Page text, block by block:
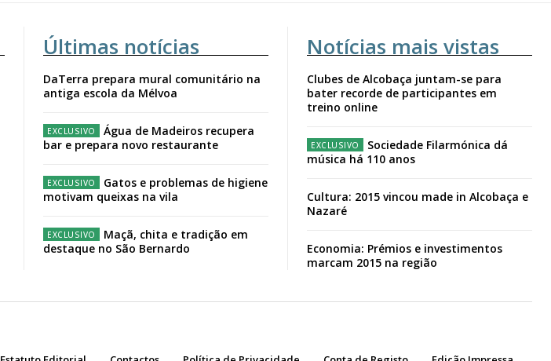
Últimas notícias
DaTerra prepara mural comunitário na
antiga escola da Mélvoa
Água de Madeiros recupera
bar e prepara novo restaurante
Gatos e problemas de higiene
motivam queixas na vila
Maçã, chita e tradição em
destaque no São Bernardo
Notícias mais vistas
Clubes de Alcobaça juntam-se para
bater recorde de participantes em
treino online
Sociedade Filarmónica dá
música há 110 anos
Cultura: 2015 vincou made in Alcobaça e
Nazaré
Economia: Prémios e investimentos
marcam 2015 na região